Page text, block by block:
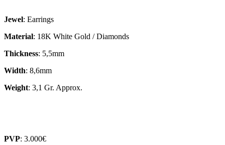
Jewel: Earrings
Material: 18K White Gold / Diamonds
Thickness: 5,5mm
Width: 8,6mm
Weight: 3,1 Gr. Approx.
PVP: 3.000€